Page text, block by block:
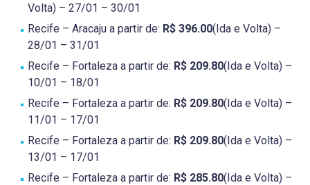
Volta) – 27/01 – 30/01
Recife – Aracaju a partir de: R$ 396.00(Ida e Volta) –
28/01 – 31/01
Recife – Fortaleza a partir de: R$ 209.80(Ida e Volta) –
10/01 – 18/01
Recife – Fortaleza a partir de: R$ 209.80(Ida e Volta) –
11/01 – 17/01
Recife – Fortaleza a partir de: R$ 209.80(Ida e Volta) –
13/01 – 17/01
Recife – Fortaleza a partir de: R$ 285.80(Ida e Volta) –